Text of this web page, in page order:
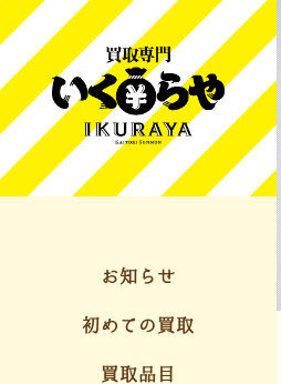
お知らせ
初めての買取
買取品目